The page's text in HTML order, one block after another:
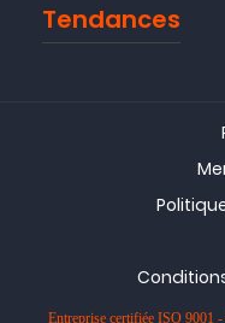
Tendances
Entreprise certifiée ISO 9001